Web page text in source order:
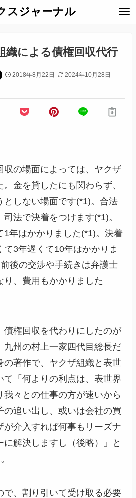
スジャーナル
織による債権回収代行
2018年8月22日 2024年10月28日
の場面によっては、ヤクザ
金を貸したにも関わらず、
としない場面です(*1)。合法
法で決着をつけます(*1)。
1年はかかりました(*1)。決着
て3年遅くて10年はかかりま
後の交渉や手続きは弁護士
り、費用もかかりました
権回収を代わりにしたのが
九州の村上一家四代目総長だ
の著作で、ヤクザ組織と表世
て「何よりの利点は、表世界
我々との仕事の方が速いから
の追い出し、或いは会社の買
が介入すれば何事もリーズナ
に解決しますし（後略）」と
、割り引いて受け取る必要